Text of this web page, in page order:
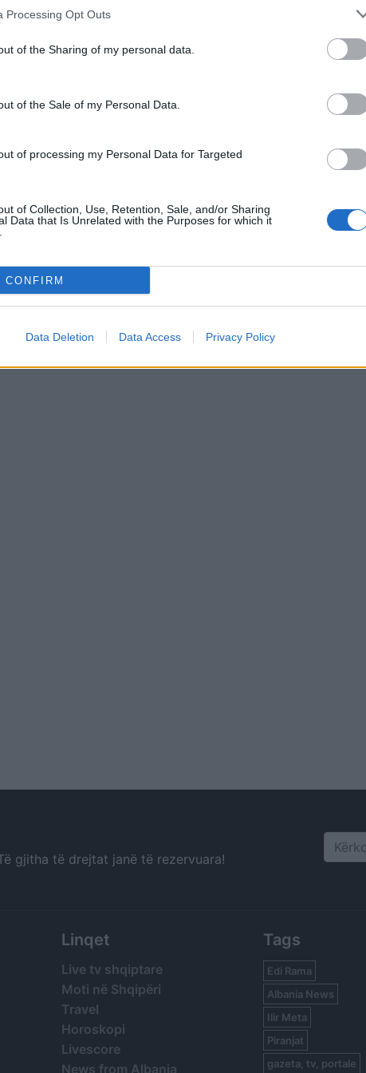
Processing Opt Outs
of the Sharing of my personal data.
of the Sale of my Personal Data.
of processing my Personal Data for Targeted
of Collection, Use, Retention, Sale, and/or Sharing
Data that Is Unrelated with the Purposes for which it
CONFIRM
Data Deletion Data Access Privacy Policy
gjitha të drejtat janë të rezervuara! Search
Linqet
Live tv shqiptare
Moti në Shqipëri
Travel
Horoskopi
Livescore
News from Albania
Tags
Edi Rama
Albania News
Ilir Meta
Piranjat
gazeta, tv, portale